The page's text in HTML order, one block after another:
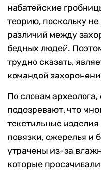
набатейские
теорию, поскольку
различий между
бедных людей.
трудно сказать,
командой
По словам археолога,
подозревают, что
текстильные
повязки, ожерелья и
утрачены из-за
которые